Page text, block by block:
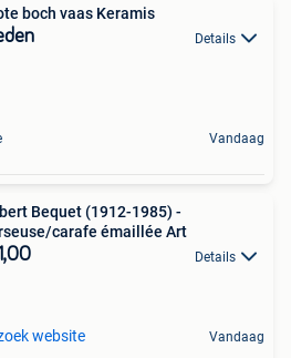
boch vaas Keramis
Details
Vandaag
Bequet (1912-1985) -
carafe émaillée Art
Details
website Vandaag